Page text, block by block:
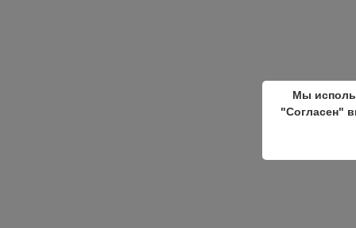
Мы
"Согласен"